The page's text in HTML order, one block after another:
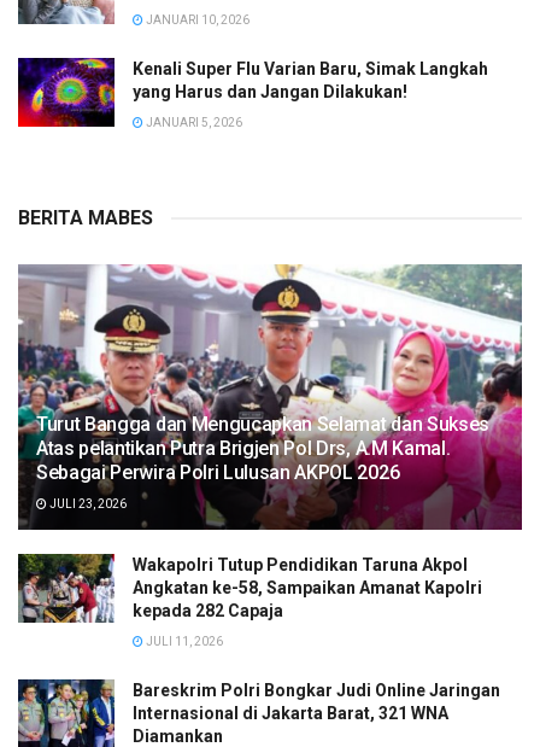
JANUARI 10, 2026
Kenali Super Flu Varian Baru, Simak Langkah
yang Harus dan Jangan Dilakukan!
JANUARI 5, 2026
BERITA MABES
Turut Bangga dan Mengucapkan Selamat dan Sukses
Atas pelantikan Putra Brigjen Pol Drs, A.M Kamal.
Sebagai Perwira Polri Lulusan AKPOL 2026
JULI 23, 2026
Wakapolri Tutup Pendidikan Taruna Akpol
Angkatan ke-58, Sampaikan Amanat Kapolri
kepada 282 Capaja
JULI 11, 2026
Bareskrim Polri Bongkar Judi Online Jaringan
Internasional di Jakarta Barat, 321 WNA
Diamankan